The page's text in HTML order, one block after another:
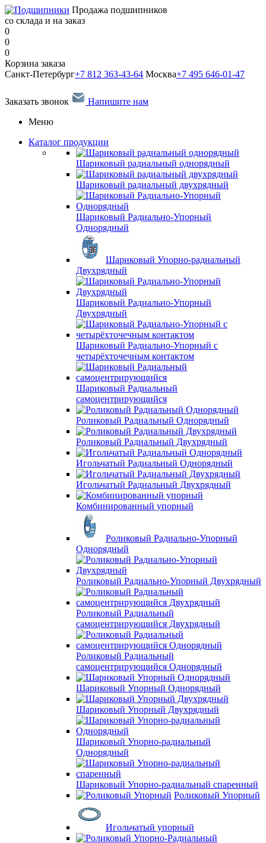
Продажа подшипников
со склада и на заказ
0
0
0
Корзина заказа
Санкт-Петербург+7 812 363-43-64 Москва+7 495 646-01-47
Заказать звонок
Напишите нам
Меню
Каталог продукции
Шариковый радиальный однорядный
Шариковый радиальный двухрядный
Шариковый Радиально-Упорный
Однорядный
Шариковый Упорно-радиальный
Двухрядный
Шариковый Радиально-Упорный
Двухрядный
Шариковый Радиально-Упорный с
четырёхточечным контактом
Шариковый Радиальный
самоцентрирующийся
Роликовый Радиальный Однорядный
Роликовый Радиальный Двухрядный
Игольчатый Радиальный Однорядный
Игольчатый Радиальный Двухрядный
Комбинированный упорный
Роликовый Радиально-Упорный
Однорядный
Роликовый Радиально-Упорный Двухрядный
Роликовый Радиальный
самоцентрирующийся Двухрядный
Роликовый Радиальный
самоцентрирующийся Однорядный
Шариковый Упорный Однорядный
Шариковый Упорный Двухрядный
Шариковый Упорно-радиальный
Однорядный
Шариковый Упорно-радиальный спаренный
Роликовый Упорный
Игольчатый упорный